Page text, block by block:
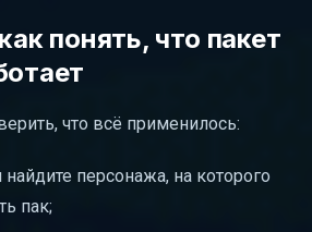
понять, что пакет
что всё применилось:
персонажа, на которого
пак;